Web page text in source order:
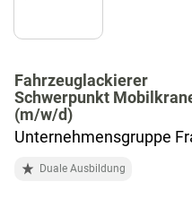
Fahrzeuglackierer
Schwerpunkt
(m/w/d)
Unternehmensgruppe
Duale Ausbildung